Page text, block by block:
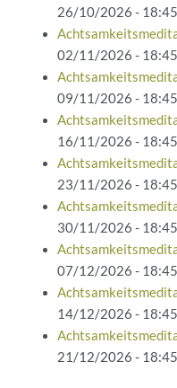
26/10/2026 -
02/11/2026 -
09/11/2026 -
16/11/2026 -
23/11/2026 -
30/11/2026 -
07/12/2026 -
14/12/2026 -
21/12/2026 -